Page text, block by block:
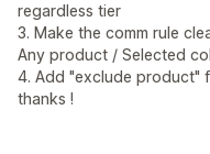
regardless tier
3. Make the comm rule
Any product / Selected
4. Add "exclude product"
thanks !